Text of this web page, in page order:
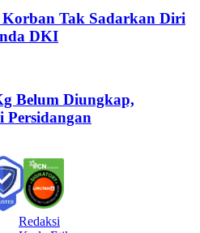
Tak Sadarkan Diri
DKI
Belum Diungkap,
Redaksi